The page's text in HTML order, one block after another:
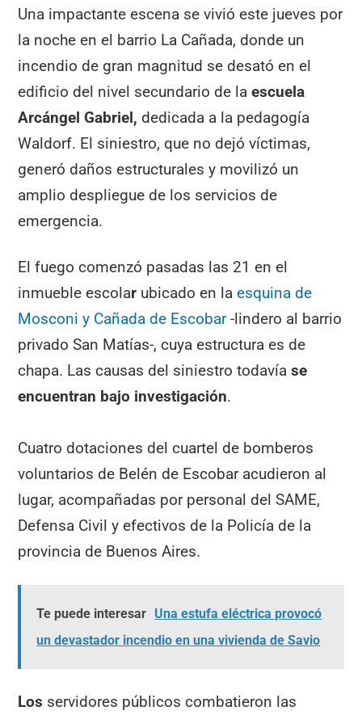
Una impactante escena se vivió este jueves por
la noche en el barrio La Cañada, donde un
incendio de gran magnitud se desató en el
edificio del nivel secundario de laescuela
Arcángel Gabriel, dedicada a la pedagogía
Waldorf. El siniestro, que no dejó víctimas,
generó daños estructurales y movilizó un
amplio despliegue de los servicios de
emergencia.
El fuego comenzó pasadas las 21 en el
inmueble escolar ubicado en laesquina de
Mosconi y Cañada de Escobar-lindero al barrio
privado San Matías-, cuya estructura es de
chapa. Las causas del siniestro todavíase
encuentran bajo investigación.
Cuatro dotaciones del cuartel de bomberos
voluntarios de Belén de Escobar acudieron al
lugar, acompañadas por personal del SAME,
Defensa Civil y efectivos de la Policía de la
provincia de Buenos Aires.
Te puede interesar Una estufa eléctrica provocó
un devastador incendio en una vivienda de Savio
Los servidores públicos combatieron las